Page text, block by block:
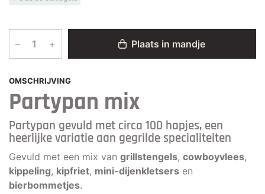
OMSCHRIJVING
Partypan mix
Partypan gevuld met circa 100 hapjes, een
heerlijke variatie aan gegrilde specialiteiten
Gevuld met een mix van grillstengels, cowboyvlees,
kippeling, kipfriet, mini-dijenkletsers en
bierbommetjes.
– + Plaats in mandje